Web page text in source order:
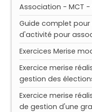
Association - MCT -
Guide complet
d'activité pour
Exercices Merise
Exercice merise
gestion des
Exercice merise
de gestion d'une